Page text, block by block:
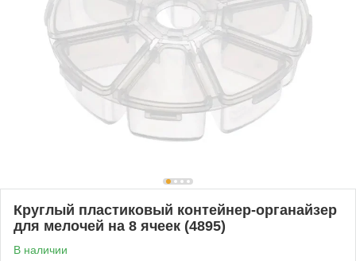
Круглый пластиковый контейнер-органайзер
для мелочей на 8 ячеек (4895)
В наличии